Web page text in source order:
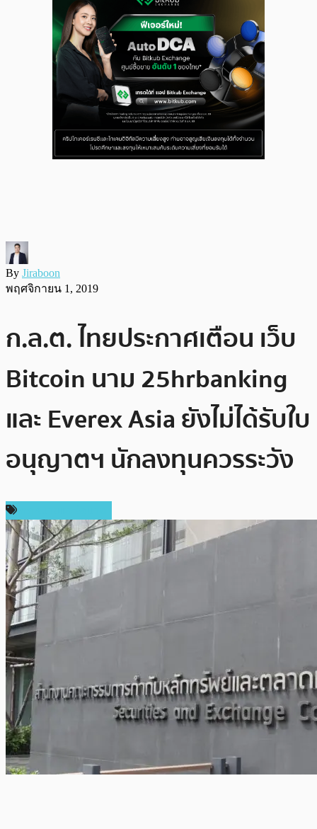
By Jiraboon
พฤศจิกายน 1, 2019
ก.ล.ต. ไทยประกาศเตือน เว็บ
Bitcoin นาม 25hrbanking
และ Everex Asia ยังไม่ได้รับใบ
อนุญาตฯ นักลงทุนควรระวัง